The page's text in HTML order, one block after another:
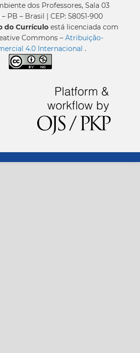
dos Professores, Sala 03
PB – Brasil | CEP: 58051-900
do Currículo está licenciada com
Commons – Atribuição-
4.0 Internacional .